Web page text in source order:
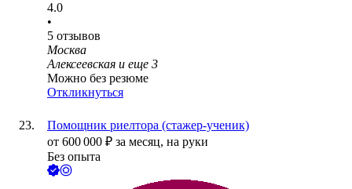
4.0
•
5 отзывов
Москва
Алексеевская и еще 3
Можно без резюме
Откликнуться
Помощник риелтора (стажер-ученик)
от 600 000 ₽ за месяц, на руки
Без опыта